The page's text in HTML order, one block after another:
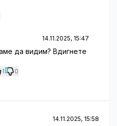
14.11.2025, 15:47
да видим? Вдигнете
1 0
14.11.2025, 15:58